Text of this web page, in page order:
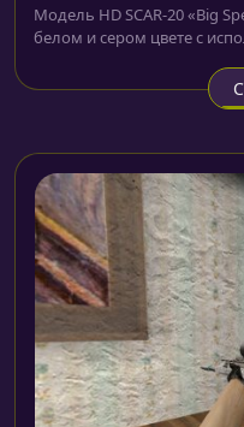
Модель HD SCAR-20 «Big
белом и сером цвете с